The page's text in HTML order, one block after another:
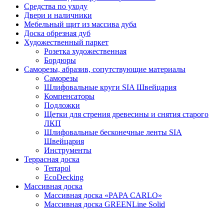
Средства по уходу
Двери и наличники
Мебельный щит из массива дуба
Доска обрезная дуб
Художественный паркет
Розетка художественная
Бордюры
Саморезы, абразив, сопутствующие материалы
Саморезы
Шлифовальные круги SIA Швейцария
Компенсаторы
Подложки
Щетки для стрения древесины и снятия старого
ЛКП
Шлифовальные бесконечные ленты SIA
Швейцария
Инструменты
Террасная доска
Terrapol
EcoDecking
Массивная доска
Массивная доска «PAPA CARLO»
Массивная доска GREENLine Solid